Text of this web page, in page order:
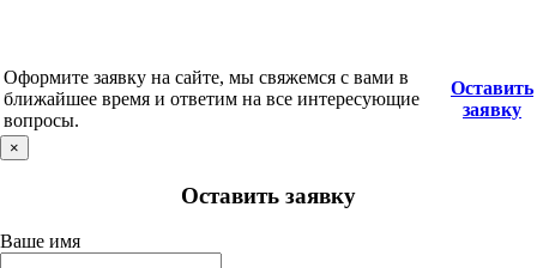
Оформите заявку на сайте, мы свяжемся с вами в
ближайшее время и ответим на все интересующие
вопросы.
Оставить
заявку
×
Оставить заявку
Ваше имя